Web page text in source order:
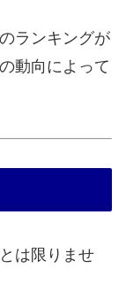
ランキングが
動向によって
は限りませ